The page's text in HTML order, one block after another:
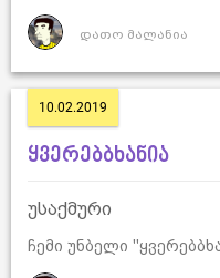
დათო მალანია
10.02.2019
ყვერებბხანია
უსაქმური
ჩემი უნბელი